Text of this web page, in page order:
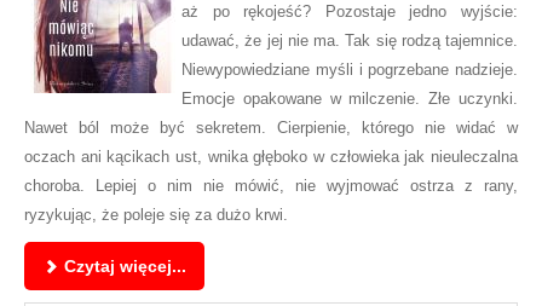
aż po rękojeść? Pozostaje jedno wyjście:
udawać, że jej nie ma. Tak się rodzą tajemnice.
Niewypowiedziane myśli i pogrzebane nadzieje.
Emocje opakowane w milczenie. Złe uczynki.
Nawet ból może być sekretem. Cierpienie, którego nie widać w
oczach ani kącikach ust, wnika głęboko w człowieka jak nieuleczalna
choroba. Lepiej o nim nie mówić, nie wyjmować ostrza z rany,
ryzykując, że poleje się za dużo krwi.
Czytaj więcej...